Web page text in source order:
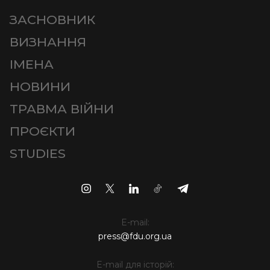
ЗАСНОВНИК
ВИЗНАННЯ
ІМЕНА
НОВИНИ
ТРАВМА ВІЙНИ
ПРОЄКТИ
STUDIES
E-mail:
press@fdu.org.ua
E-mail для історій: